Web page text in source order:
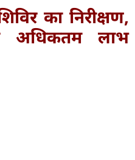
का निरीक्षण,
अधिकतम लाभ